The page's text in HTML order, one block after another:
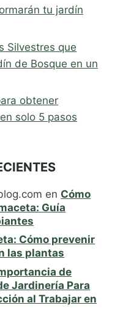
tu jardín
Silvestres que
de Bosque en un
obtener
solo 5 pasos
en Cómo
Guía
Cómo prevenir
las plantas
de
Jardinería Para
al Trabajar en